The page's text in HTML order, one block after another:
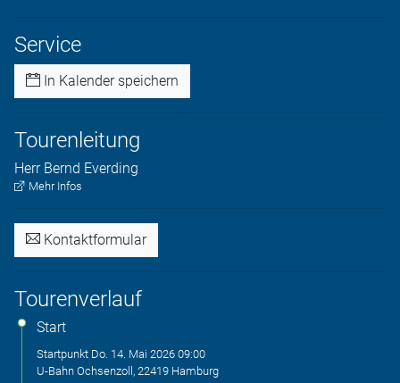
Service
In Kalender speichern
Tourenleitung
Herr Bernd Everding
Mehr Infos
Kontaktformular
Tourenverlauf
Start
Startpunkt Do. 14. Mai 2026 09:00
U-Bahn Ochsenzoll, 22419 Hamburg